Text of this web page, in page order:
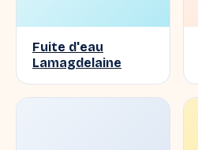
Fuite d'eau
Lamagdelaine